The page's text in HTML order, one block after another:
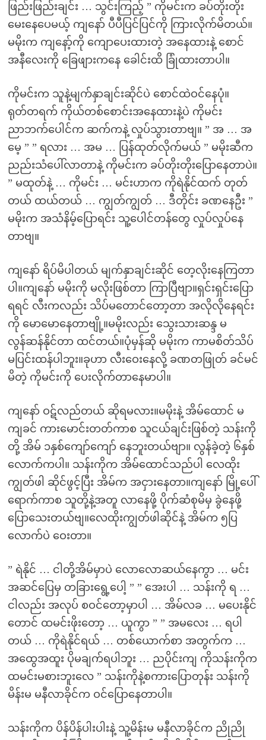
ဖြည်းဖြည်းချင်း … သွင်းကြည့် ” ကိုမင်းက ခပ်တိုးတိုး
မေးနေပေမယ့် ကျနော် ပီပီပြင်ပြင်ကို ကြားလိုက်မိတယ်။
မမိုးက ကျနော့်ကို ကျောပေးထားတဲ့ အနေထားနဲ့ စောင်
အနီလေးကို ခြေဖျားကနေ ခေါင်းထိ ခြုံထားတာပါ။
ကိုမင်းက သူနဲ့မျက်နှာချင်းဆိုင်ပဲ စောင်ထဲဝင်နေပုံ။
ရုတ်တရက် ကိုယ်တစ်စောင်းအနေထားနဲ့ပဲ ကိုမင်း
ညာဘက်ပေါင်က ဆက်ကနဲ့ လှုပ်သွားတာဗျ။ ” အ … အ
မေ့ ” ” ရလား … အမ … ပြန်ထုတ်လိုက်မယ် ” မမိုးဆီက
ညည်းသံပေါ်လာတာနဲ့ ကိုမင်းက ခပ်တိုးတိုးပြောနေတာပဲ။
” မထုတ်နဲ့ … ကိုမင်း … မင်းဟာက ကိုရဲနိုင်ထက် တုတ်
တယ် ထယ်တယ် … ကျွတ်ကျွတ် … ဒီတိုင်း ခဏနေဦး ”
မမိုးက အသံနိမ့်ပြောရင်း သူ့ပေါင်တန်တွေ လှုပ်လှုပ်နေ
တာဗျ။
ကျနော် ရိပ်မိပါတယ် မျက်နှာချင်းဆိုင် တေ့လိုးနေကြတာ
ပါ။ကျနော် မမိုးကို မလိုးဖြစ်တာ ကြာပြီဗျာ။ရှင်းရှင်းပြော
ရရင် လီးကလည်း သိပ်မတောင်တော့တာ အလိုလိုနေရင်း
ကို မောမောနေတာဗျို့။မမိုးလည်း သွေးသားဆန္ဒ မ
လွန်ဆန်နိုင်တာ ထင်တယ်။ပုံမှန်ဆို မမိုးက ကာမစိတ်သိပ်
မပြင်းထန်ပါဘူး။ခုဟာ လီးဝေးနေလို့ ခဏတဖြုတ် ခင်မင်
မိတဲ့ ကိုမင်းကို ပေးလိုက်တာနေမာပါ။
ကျနော် ဝဋ်လည်တယ် ဆိုရမလား။မမိုးနဲ့ အိမ်ထောင် မ
ကျခင် ကားမောင်းတတ်ကာစ သူငယ်ချင်းဖြစ်တဲ့ သန်းကို
တို့ အိမ် ၁နှစ်ကျော်ကျော် နေဘူးတယ်ဗျာ။ လွန်ခဲ့တဲ့ ၆နှစ်
လောက်ကပါ။ သန်းကိုက အိမ်ထောင်သည်ပါ လေထိုး
ကျွတ်ဖါ ဆိုင်ဖွင့်ပြီး အိမ်က အငှားနေတာ။ကျနော် မြို့ပေါ်
ရောက်ကာစ သူတို့နဲ့အတူ လာနေဖို့ ပိုက်ဆံစုမိမှ ခွဲနေဖို့
ပြောသေးတယ်ဗျ။လေထိုးကျွတ်ဖါဆိုင်နဲ့ အိမ်က ၅ပြ
လောက်ပဲ ဝေးတာ။
” ရဲနိုင် … ငါတို့အိမ်မှာပဲ လောလောဆယ်နေကွာ … မင်း
အဆင်ပြေမှ တခြားရွေ့ပေါ့ ” ” အေးပါ … သန်းကို ရ …
ငါလည်း အလုပ် စဝင်တော့မှာပါ … အိမ်လခ … မပေးနိုင်
တောင် ထမင်းဖိုးတော့ … ယူကွာ ” ” အမလေး … ရပါ
တယ် … ကိုရဲနိုင်ရယ် … တစ်ယောက်စာ အတွက်က …
အထွေအထူး ပိုမချက်ရပါဘူး … ညပိုင်းကျ ကိုသန်းကိုက
ထမင်းမစားဘူးလေ ” သန်းကိုနဲ့စကားပြောတုန်း သန်းကို
မိန်းမ မနီလာခိုင်က ဝင်ပြောနေတာပါ။
သန်းကိုက ပိန်ပိန်ပါးပါးနဲ့ သူ့မိန်းမ မနီလာခိုင်က ညိုညို